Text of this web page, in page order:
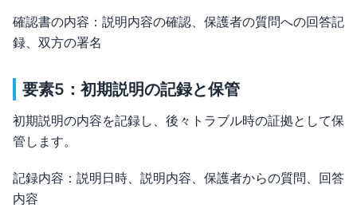
確認書の内容：説明内容の確認、保護者の質問への回答記
録、双方の署名
要素5：初期説明の記録と保管
初期説明の内容を記録し、後々トラブル時の証拠として保
管します。
記録内容：説明日時、説明内容、保護者からの質問、回答
内容